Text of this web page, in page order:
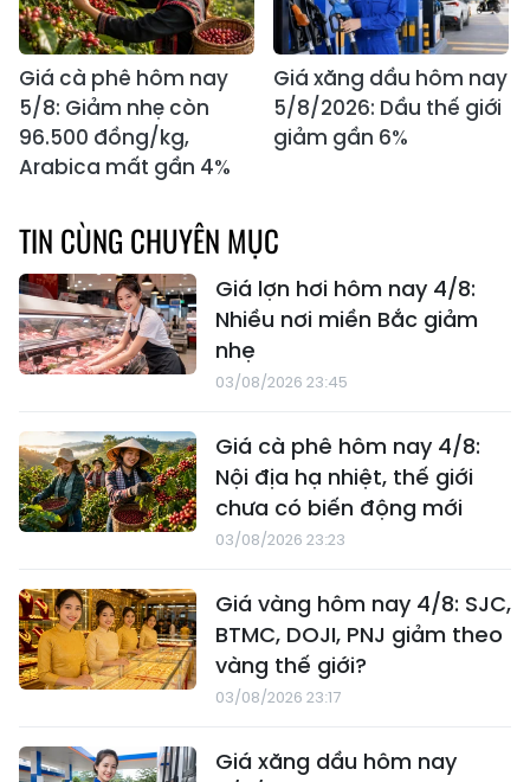
Giá cà phê hôm nay
5/8: Giảm nhẹ còn
96.500 đồng/kg,
Arabica mất gần 4%
Giá xăng dầu hôm nay
5/8/2026: Dầu thế giới
giảm gần 6%
TIN CÙNG CHUYÊN MỤC
Giá lợn hơi hôm nay 4/8:
Nhiều nơi miền Bắc giảm
nhẹ
03/08/2026 23:45
Giá cà phê hôm nay 4/8:
Nội địa hạ nhiệt, thế giới
chưa có biến động mới
03/08/2026 23:23
Giá vàng hôm nay 4/8: SJC,
BTMC, DOJI, PNJ giảm theo
vàng thế giới?
03/08/2026 23:17
Giá xăng dầu hôm nay